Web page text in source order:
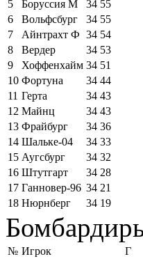
5
Боруссия М 34 55
6
Вольфсбург 34 55
7
Айнтрахт Ф 34 54
8
Вердер 34 53
9
Хоффенхайм 34 51
10 Фортуна 34 44
11 Герта 34 43
12 Майнц 34 43
13 Фрайбург 34 36
14 Шальке-04 34 33
15 Аугсбург 34 32
16 Штутгарт 34 28
17 Ганновер-96 34 21
18 Нюрнберг 34 19
№ Игрок
Г